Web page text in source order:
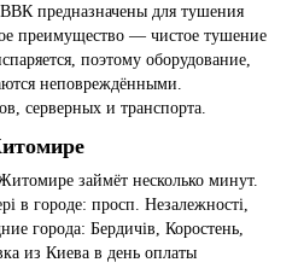
предназначены для тушения
преимущество — чистое тушение
поэтому оборудование,
неповреждёнными.
серверных и транспорта.
займёт несколько минут.
в городе: просп. Незалежності,
города: Бердичів, Коростень,
из Киева в день оплаты